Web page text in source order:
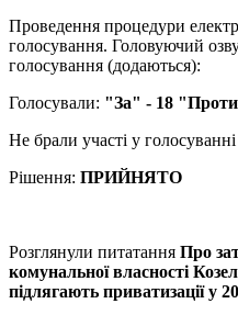
Проведення процедури
голосування. Головуючий
голосування (додаються):
Голосували: "За" - 18
Не брали участі у
Рішення: ПРИЙНЯТО
Розглянули питатання Про
комунальної власності
підлягають приватизації у